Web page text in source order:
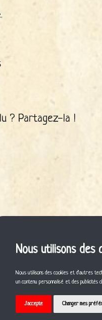
Nous utilisons des
Nous utilisons des cookies et d'autres
un contenu personnalisé et des
J'accepte Changer mes
? Partagez-la !